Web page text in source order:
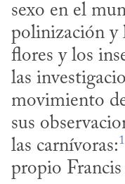
sexo en el
polinización y
flores y los
las
movimiento
sus
las carnívoras:1
propio Francis